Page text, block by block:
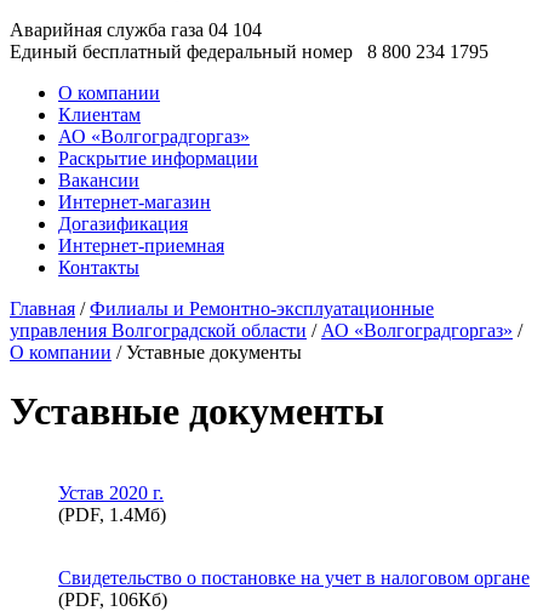
Аварийная служба газа 04 104
Единый бесплатный федеральный номер
8 800 234 1795
О компании
Клиентам
АО «Волгоградгоргаз»
Раскрытие информации
Вакансии
Интернет-магазин
Догазификация
Интернет-приемная
Контакты
Главная /Филиалы и Ремонтно-эксплуатационные
управления Волгоградской области / АО «Волгоградгоргаз» /
О компании / Уставные документы
Уставные документы
Устав 2020 г.
(PDF, 1.4Mб)
Свидетельство о постановке на учет в налоговом органе
(PDF, 106Кб)